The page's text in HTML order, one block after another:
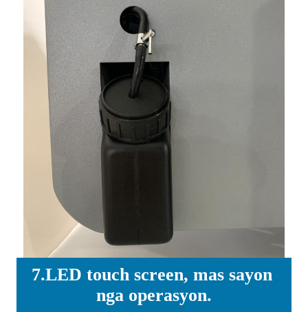
7.LED touch screen, mas sayon ​​
nga operasyon.